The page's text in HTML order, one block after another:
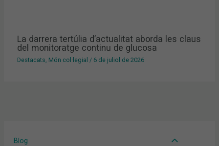
Blog
La darrera tertúlia d’actualitat aborda les claus
del monitoratge continu de glucosa
Destacats, Món col·legial / 6 de juliol de 2026